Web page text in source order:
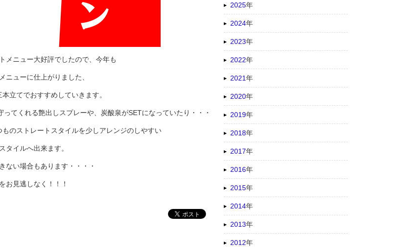
メニュー大好評でしたので、今年も
ニューに仕上がりました、
立てでおすすめしていきます。
てくれる艶出しスプレーや、炭酸泉がSETになっていたり・・・
のストレートスタイルを少しアレンジのしやすい
タイルへ出来ます。
ない場合もあります・・・・
お見逃しなく！！！
2025年
2024年
2023年
2022年
2021年
2020年
2019年
2018年
2017年
2016年
2015年
2014年
2013年
2012年